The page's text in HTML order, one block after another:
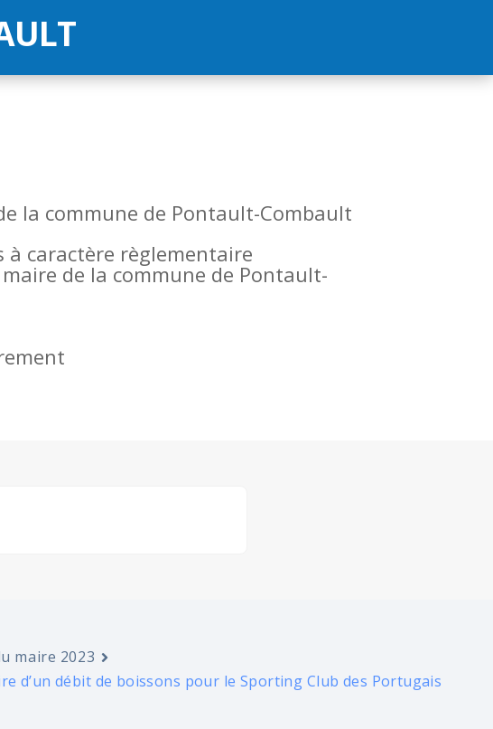
la commune de Pontault-Combault
à caractère règlementaire
de la commune de Pontault-
maire 2023
d’un débit de boissons pour le Sporting Club des Portugais